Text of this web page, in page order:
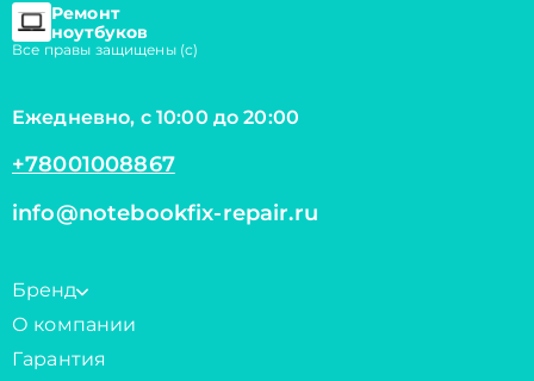
Ремонт
ноутбуков
Все правы защищены (с)
Ежедневно, с 10:00 до 20:00
+78001008867
info@notebookfix-repair.ru
Бренд
О компании
Гарантия